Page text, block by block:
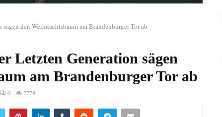
den Weihnachtsbaum am Brandenburger Tor ab
Letzten Generation sägen
am Brandenburger Tor ab
0 2779